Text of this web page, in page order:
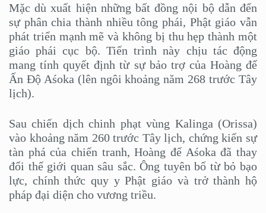
Mặc dù xuất hiện những bất đồng nội bộ dẫn đến
sự phân chia thành nhiều tông phái, Phật giáo vẫn
phát triển mạnh mẽ và không bị thu hẹp thành một
giáo phái cục bộ. Tiến trình này chịu tác động
mang tính quyết định từ sự bảo trợ của Hoàng đế
Ấn Độ Aśoka (lên ngôi khoảng năm 268 trước Tây
lịch).
Sau chiến dịch chinh phạt vùng Kalinga (Orissa)
vào khoảng năm 260 trước Tây lịch, chứng kiến sự
tàn phá của chiến tranh, Hoàng đế Aśoka đã thay
đổi thế giới quan sâu sắc. Ông tuyên bố từ bỏ bạo
lực, chính thức quy y Phật giáo và trở thành hộ
pháp đại diện cho vương triều.